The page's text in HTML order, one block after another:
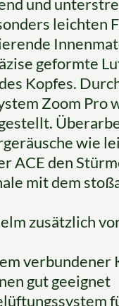
und
leichten
geformte
Kopfes.
Zoom Pro
wie
ACE den
mit dem
zusätzlich
verbundener
gut geeignet